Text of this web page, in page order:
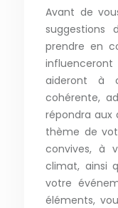
Avant de
suggestions
prendre en
aideront à
cohérente,
répondra aux
thème de
convives, à
climat, ainsi
votre
éléments,